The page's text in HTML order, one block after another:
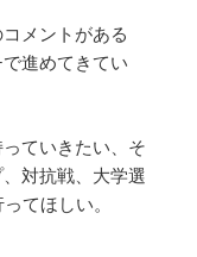
メントがある
進めてきてい
ていきたい、そ
対抗戦、大学選
てほしい。